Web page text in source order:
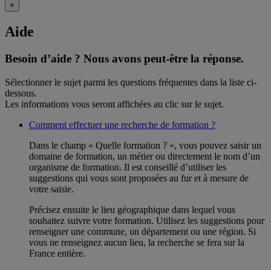
×
Aide
Besoin d’aide ? Nous avons peut-être la réponse.
Sélectionner le sujet parmi les questions fréquentes dans la liste ci-
dessous.
Les informations vous seront affichées au clic sur le sujet.
Comment effectuer une recherche de formation ?
Dans le champ « Quelle formation ? », vous pouvez saisir un
domaine de formation, un métier ou directement le nom d’un
organisme de formation. Il est conseillé d’utiliser les
suggestions qui vous sont proposées au fur et à mesure de
votre saisie.
Précisez ensuite le lieu géographique dans lequel vous
souhaitez suivre votre formation. Utilisez les suggestions pour
renseigner une commune, un département ou une région. Si
vous ne renseignez aucun lieu, la recherche se fera sur la
France entière.